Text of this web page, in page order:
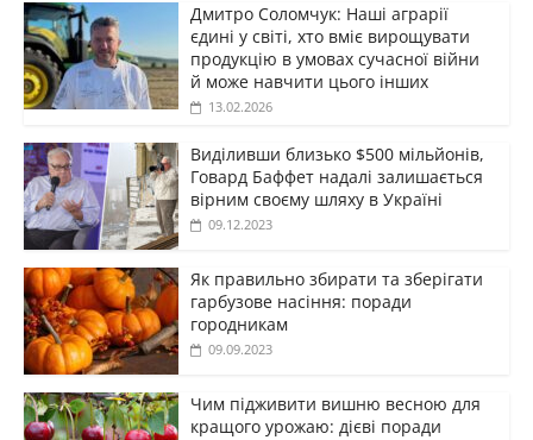
Дмитро Соломчук: Наші аграрії
єдині у світі, хто вміє вирощувати
продукцію в умовах сучасної війни
й може навчити цього інших
13.02.2026
Виділивши близько $500 мільйонів,
Говард Баффет надалі залишається
вірним своєму шляху в Україні
09.12.2023
Як правильно збирати та зберігати
гарбузове насіння: поради
городникам
09.09.2023
Чим підживити вишню весною для
кращого урожаю: дієві поради